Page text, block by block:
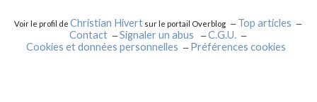
Voir le profil deChristian Hivert sur le portail Overblog
Top articles
Contact
Signaler un abus
C.G.U.
Cookies et données personnelles
Préférences cookies